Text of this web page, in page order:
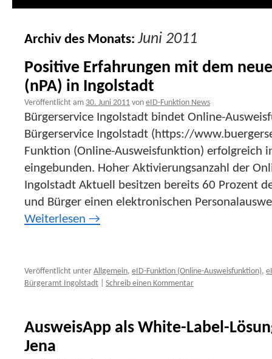
Archiv des Monats: Juni 2011
Positive Erfahrungen mit dem
(nPA) in Ingolstadt
Veröffentlicht am 30. Juni 2011 von eID-Funktion News
Bürgerservice Ingolstadt bindet Online-
Bürgerservice Ingolstadt (https://
Funktion (Online-Ausweisfunktion) erfolgreich
eingebunden. Hoher Aktivierungsanzahl der
Ingolstadt Aktuell besitzen bereits 60 Prozent
und Bürger einen elektronischen
Weiterlesen →
Veröffentlicht unter Allgemein, eID-Funktion (Online-Ausweisfunktion),
Bürgeramt Ingolstadt
Schreib einen Kommentar
AusweisApp als White-Label-
Jena